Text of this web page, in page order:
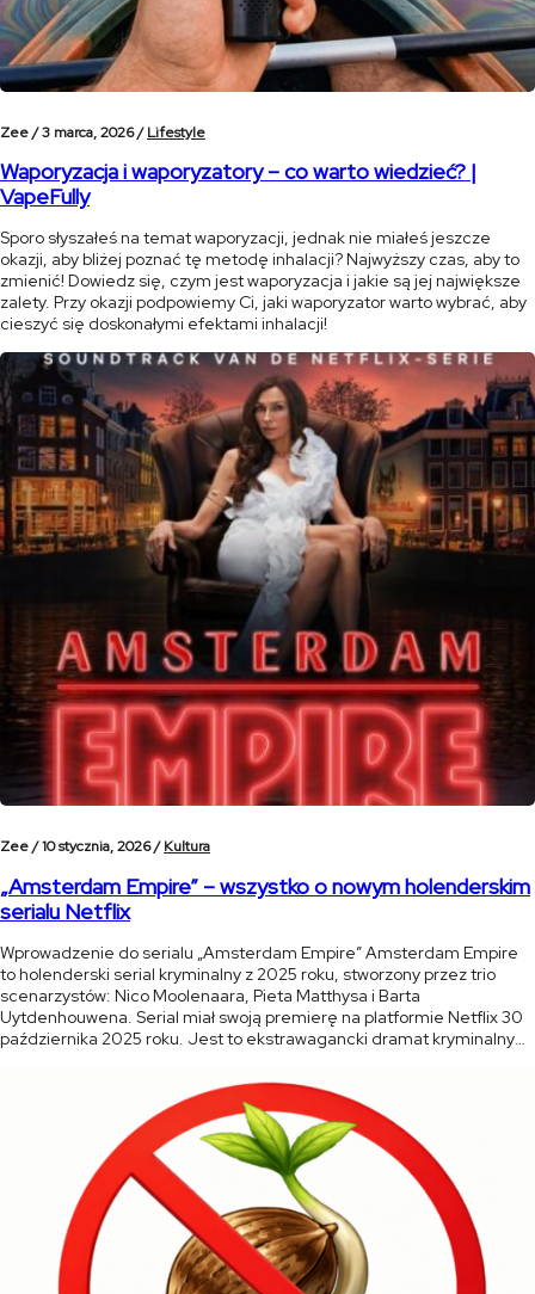
Zee /3 marca, 2026 /Lifestyle
Waporyzacja i waporyzatory – co warto wiedzieć? |
VapeFully
Sporo słyszałeś na temat waporyzacji, jednak nie miałeś jeszcze
okazji, aby bliżej poznać tę metodę inhalacji? Najwyższy czas, aby to
zmienić! Dowiedz się, czym jest waporyzacja i jakie są jej największe
zalety. Przy okazji podpowiemy Ci, jaki waporyzator warto wybrać, aby
cieszyć się doskonałymi efektami inhalacji!
Zee /10 stycznia, 2026 /Kultura
„Amsterdam Empire” – wszystko o nowym holenderskim
serialu Netflix
Wprowadzenie do serialu „Amsterdam Empire” Amsterdam Empire
to holenderski serial kryminalny z 2025 roku, stworzony przez trio
scenarzystów: Nico Moolenaara, Pieta Matthysa i Barta
Uytdenhouwena. Serial miał swoją premierę na platformie Netflix 30
października 2025 roku. Jest to ekstrawagancki dramat kryminalny
konopnej. Serial łączy w sobie elementy dramatu rodzinnego, […]